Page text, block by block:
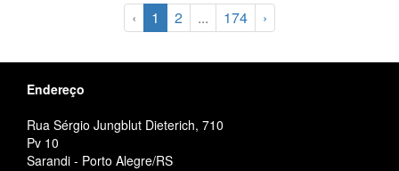
‹ 1 2 ... 174 ›
Endereço
Rua Sérgio Jungblut Dieterich, 710
Pv 10
Sarandi - Porto Alegre/RS